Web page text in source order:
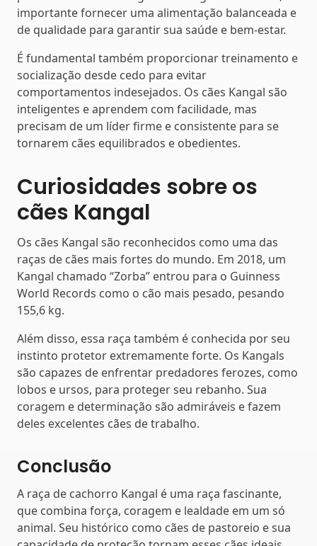
importante fornecer uma alimentação balanceada e
de qualidade para garantir sua saúde e bem-estar.
É fundamental também proporcionar treinamento e
socialização desde cedo para evitar
comportamentos indesejados. Os cães Kangal são
inteligentes e aprendem com facilidade, mas
precisam de um líder firme e consistente para se
tornarem cães equilibrados e obedientes.
Curiosidades sobre os
cães Kangal
Os cães Kangal são reconhecidos como uma das
raças de cães mais fortes do mundo. Em 2018, um
Kangal chamado “Zorba” entrou para o Guinness
World Records como o cão mais pesado, pesando
155,6 kg.
Além disso, essa raça também é conhecida por seu
instinto protetor extremamente forte. Os Kangals
são capazes de enfrentar predadores ferozes, como
lobos e ursos, para proteger seu rebanho. Sua
coragem e determinação são admiráveis e fazem
deles excelentes cães de trabalho.
Conclusão
A raça de cachorro Kangal é uma raça fascinante,
que combina força, coragem e lealdade em um só
animal. Seu histórico como cães de pastoreio e sua